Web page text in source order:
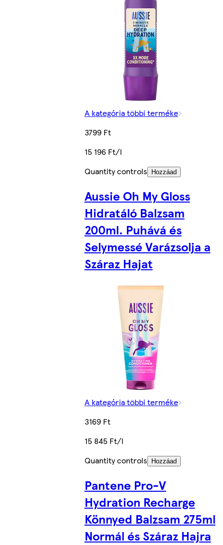
A kategória többi terméke
3799 Ft
15 196 Ft/l
Quantity controls
Hozzáad
Aussie Oh My Gloss
Hidratáló Balzsam
200ml. Puhává és
Selymessé Varázsolja a
Száraz Hajat
A kategória többi terméke
3169 Ft
15 845 Ft/l
Quantity controls
Hozzáad
Pantene Pro-V
Hydration Recharge
Könnyed Balzsam 275ml
Normál és Száraz Hajra